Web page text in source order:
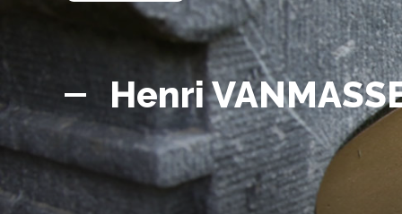
Belgian
War
Dead
Register
Henri